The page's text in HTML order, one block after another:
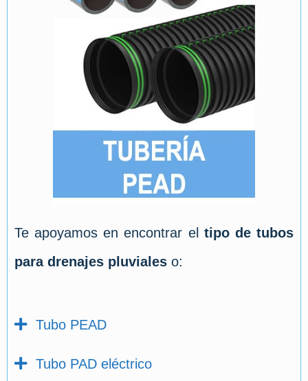
Te apoyamos en encontrar el tipo de tubos
para drenajes pluviales o:
Tubo PEAD
Tubo PAD eléctrico